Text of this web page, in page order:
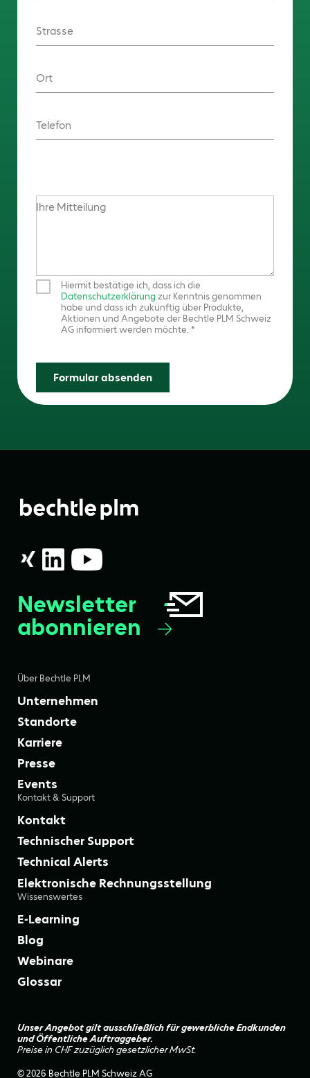
Strasse
Ort
Telefon
Ihre Mitteilung
Hiermit bestätige ich, dass ich die
Datenschutzerklärungzur Kenntnis genommen
habe und dass ich zukünftig über Produkte,
Aktionen und Angebote der Bechtle PLM Schweiz
AG informiert werden möchte.
Formular absenden
Über Bechtle PLM
Unternehmen
Standorte
Karriere
Presse
Events
Kontakt & Support
Kontakt
Technischer Support
Technical Alerts
Elektronische Rechnungsstellung
Wissenswertes
E-Learning
Blog
Webinare
Glossar
Newsletter
abonnieren
Unser Angebot gilt ausschließlich für gewerbliche Endkunden
und Öffentliche Auftraggeber.
Preise in CHF zuzüglich gesetzlicher MwSt.
© 2026 Bechtle PLM Schweiz AG